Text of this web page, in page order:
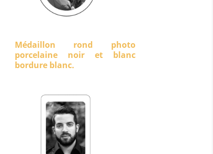
Médaillon rond photo
porcelaine noir et blanc
bordure blanc.